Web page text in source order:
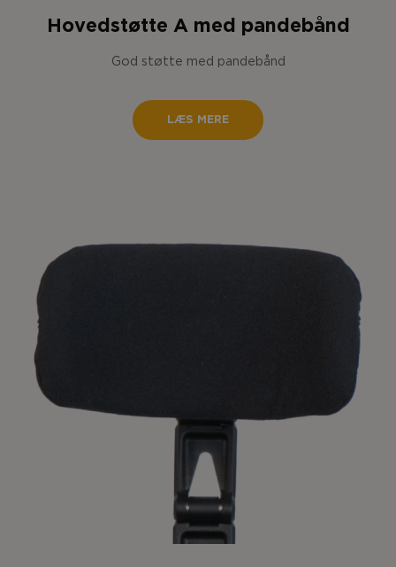
Hovedstøtte A med pandebånd
God støtte med pandebånd
LÆS MERE